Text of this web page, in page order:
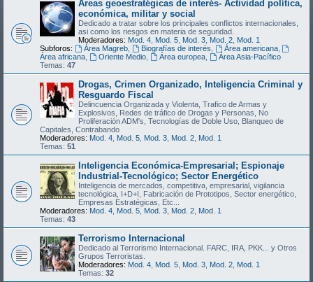
Áreas geoestratégicas de interés- Actividad política,
económica, militar y social
Dedicado a tratar sobre los principales conflictos internacionales,
asi como los riesgos en materia de seguridad.
Moderadores: Mod. 4 Mod. 5 Mod. 3 Mod. 2 Mod. 1
Subforos:
Área Magreb, Biografías de interés Área americana,
Área africana
Oriente Medio, Área europea,
Área Asia-Pacífico
Temas: 47
Drogas, Crimen Organizado, Inteligencia Criminal y
Resguardo Fiscal
Delincuencia Organizada y Violenta, Trafico de Armas y
Explosivos, Redes de tráfico de Drogas y Personas, No
Proliferación ADM's, Tecnologías de Doble Uso, Blanqueo de
Capitales, Contrabando
Moderadores: Mod. 4 Mod. 5 Mod. 3 Mod. 2 Mod. 1
Temas: 51
Inteligencia Económica-Empresarial; Espionaje
Industrial-Tecnológico; Sector Energético
Inteligencia de mercados, competitiva, empresarial, vigilancia
tecnológica, I+D+I, Fabricación de Prototipos, Sector energético,
Empresas Estratégicas, Etc...
Moderadores: Mod. 4 Mod. 5 Mod. 3 Mod. 2 Mod. 1
Temas: 43
Terrorismo Internacional
Dedicado al Terrorismo Internacional. FARC, IRA, PKK... y Otros
Grupos Terroristas.
Moderadores: Mod. 4 Mod. 5 Mod. 3 Mod. 2 Mod. 1
Temas: 32